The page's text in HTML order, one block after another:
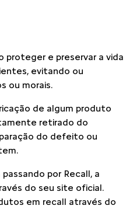
e preservar a vida
evitando ou
ou morais.
de algum produto
retirado do
do defeito ou
por Recall, a
do seu site oficial.
em recall através do